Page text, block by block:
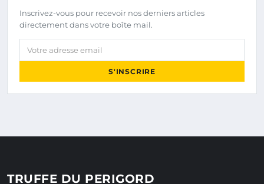
Inscrivez-vous pour recevoir nos derniers articles
directement dans votre boîte mail.
Votre adresse email
S'INSCRIRE
TRUFFE DU PERIGORD